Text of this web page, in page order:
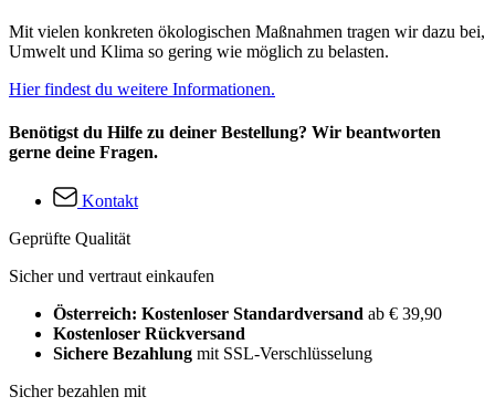
Mit vielen konkreten ökologischen Maßnahmen tragen wir dazu bei,
Umwelt und Klima so gering wie möglich zu belasten.
Hier findest du weitere Informationen.
Benötigst du Hilfe zu deiner Bestellung? Wir beantworten
gerne deine Fragen.
Kontakt
Geprüfte Qualität
Sicher und vertraut einkaufen
Österreich: Kostenloser Standardversand ab € 39,90
Kostenloser Rückversand
Sichere Bezahlung mit SSL-Verschlüsselung
Sicher bezahlen mit